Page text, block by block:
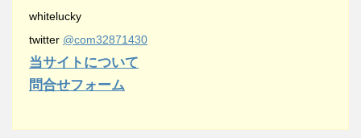
whitelucky
twitter @com32871430
当サイトについて
問合せフォーム